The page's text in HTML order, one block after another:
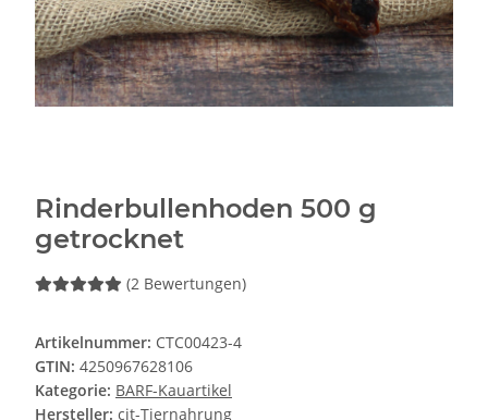
Rinderbullenhoden 500 g
getrocknet
(2 Bewertungen)
Artikelnummer: CTC00423-4
GTIN: 4250967628106
Kategorie: BARF-Kauartikel
Hersteller: cit-Tiernahrung